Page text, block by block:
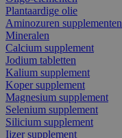
Plantaardige olie
Aminozuren supplementen
Mineralen
Calcium supplement
Jodium tabletten
Kalium supplement
Koper supplement
Magnesium supplement
Selenium supplement
Silicium supplement
Ijzer supplement